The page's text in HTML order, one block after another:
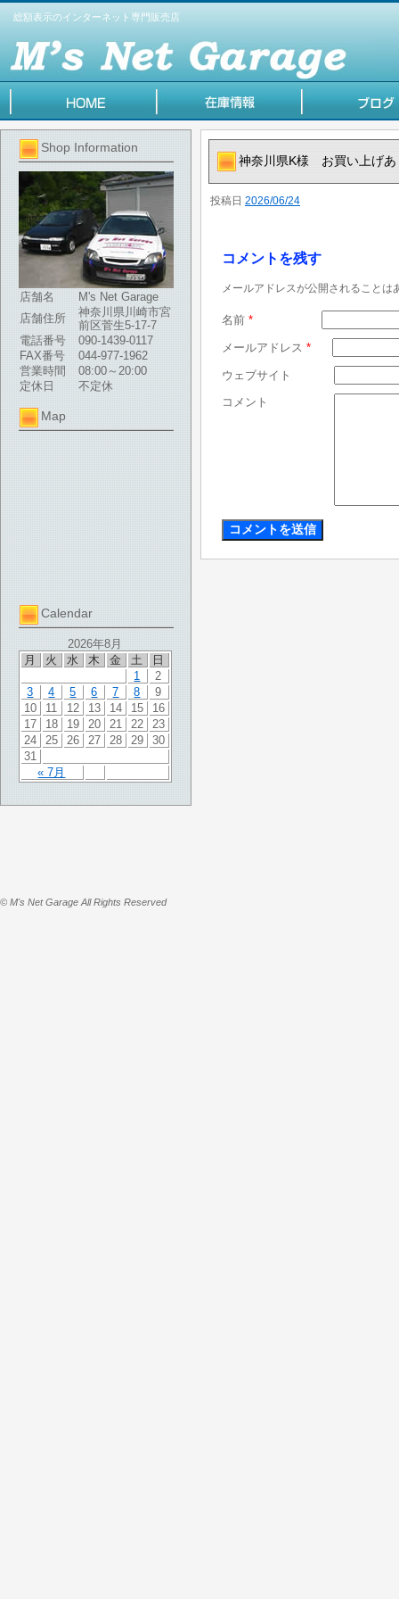
総額表示のインターネット専門販売店
Shop Information
店舗名
M's Net Garage
店舗住所
神奈川県川崎市宮
前区菅生5-17-7
電話番号
090-1439-0117
FAX番号
044-977-1962
営業時間
08:00～20:00
定休日
不定休
Map
Calendar
2026年8月
月
火 水 木 金 土 日
« 7月
1
2
3
4 5 6 7 8
9
10
11 12 13 14 15
16
17
18 19 20 21 22
23
24
25 26 27 28 29
30
31
神奈川県K様 お買い上げあ
投稿日 2026/06/24
コメントを残す
メールアドレスが公開されることは
名前 *
メールアドレス *
ウェブサイト
コメント
© M's Net Garage All Rights Reserved